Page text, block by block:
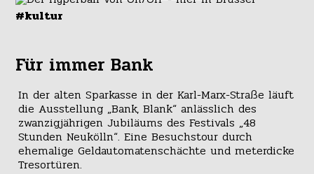
#kultur
Für immer Bank
In der alten Sparkasse in der Karl-Marx-Straße läuft
die Ausstellung „Bank, Blank“ anlässlich des
zwanzigjährigen Jubiläums des Festivals „48
Stunden Neukölln“. Eine Besuchstour durch
ehemalige Geldautomatenschächte und meterdicke
Tresortüren.